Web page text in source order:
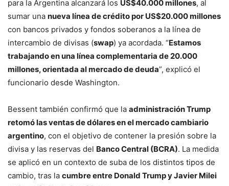
para la Argentina alcanzará los US$40.000 millones, al
sumar una nueva línea de crédito por US$20.000 millones
con bancos privados y fondos soberanos a la línea de
intercambio de divisas (swap) ya acordada. “Estamos
trabajando en una línea complementaria de 20.000
millones, orientada al mercado de deuda”, explicó el
funcionario desde Washington.
Bessent también confirmó que la administración Trump
retomó las ventas de dólares en el mercado cambiario
argentino, con el objetivo de contener la presión sobre la
divisa y las reservas del Banco Central (BCRA). La medida
se aplicó en un contexto de suba de los distintos tipos de
cambio, tras la cumbre entre Donald Trump y Javier Milei